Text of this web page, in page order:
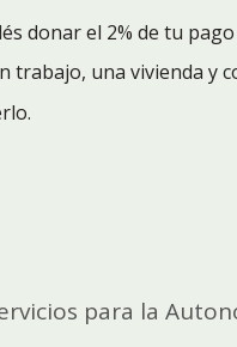
donar el 2% de tu pago
trabajo, una vivienda y
para la